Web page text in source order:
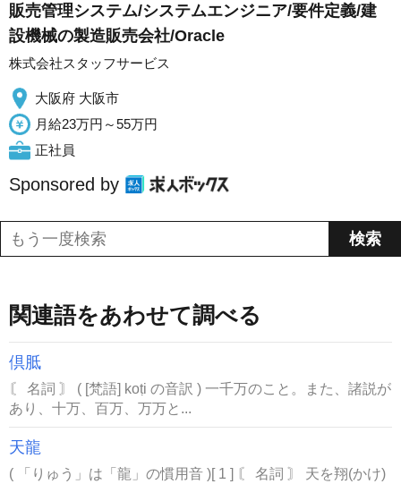
販売管理システム/システムエンジニア/要件定義/建
設機械の製造販売会社/Oracle
株式会社スタッフサービス
大阪府 大阪市
月給23万円～55万円
正社員
Sponsored by
関連語をあわせて調べる
倶胝
〘 名詞 〙 ( [梵語] koṭi の音訳 ) 一千万のこと。また、諸説が
あり、十万、百万、万万と...
天龍
( 「りゅう」は「龍」の慣用音 )[ 1 ] 〘 名詞 〙 天を翔(かけ)